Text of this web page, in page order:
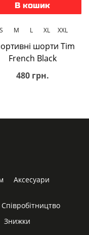
В кошик
S M L XL XXL
шорти Tim
French Black
480 грн.
Аксесуари
Співробітництво
Знижки